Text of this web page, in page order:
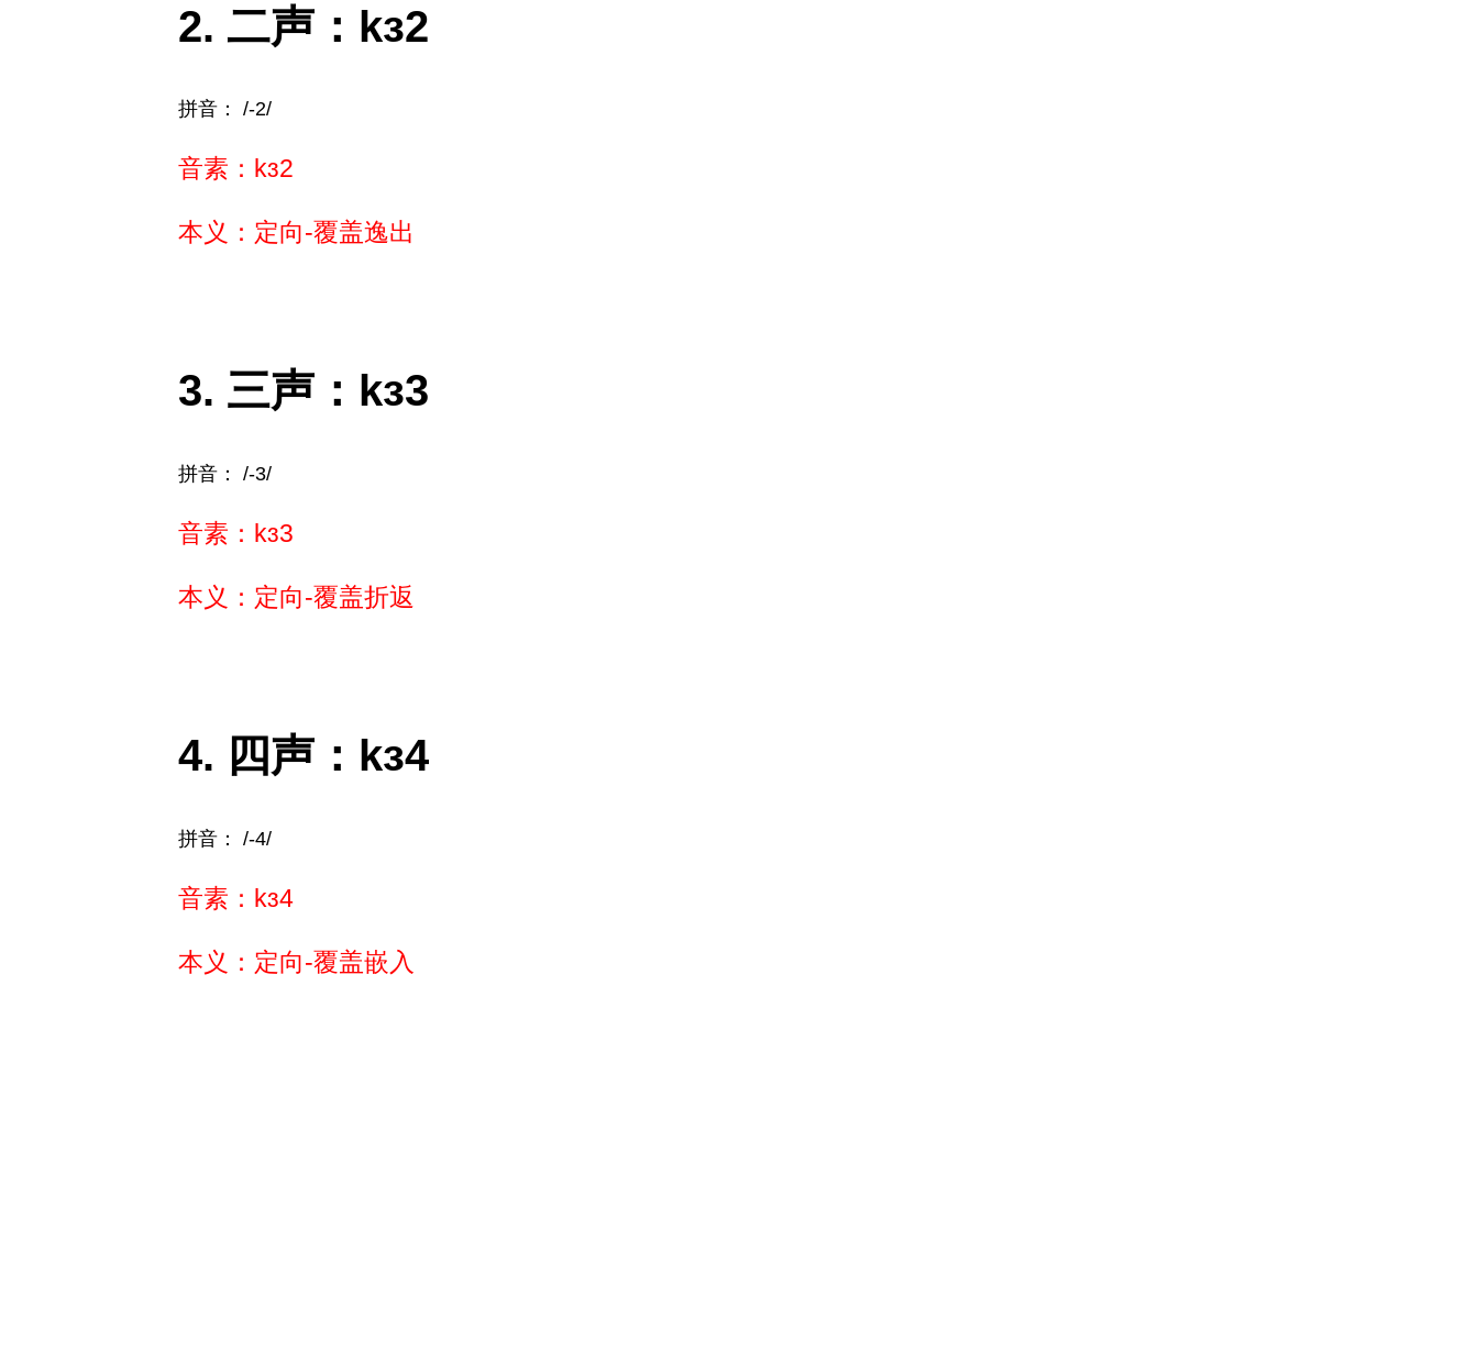
二声：kɜ2
拼音： /-2/
音素：kɜ2
本义：定向-覆盖逸出
三声：kɜ3
拼音： /-3/
音素：kɜ3
本义：定向-覆盖折返
四声：kɜ4
拼音： /-4/
音素：kɜ4
本义：定向-覆盖嵌入